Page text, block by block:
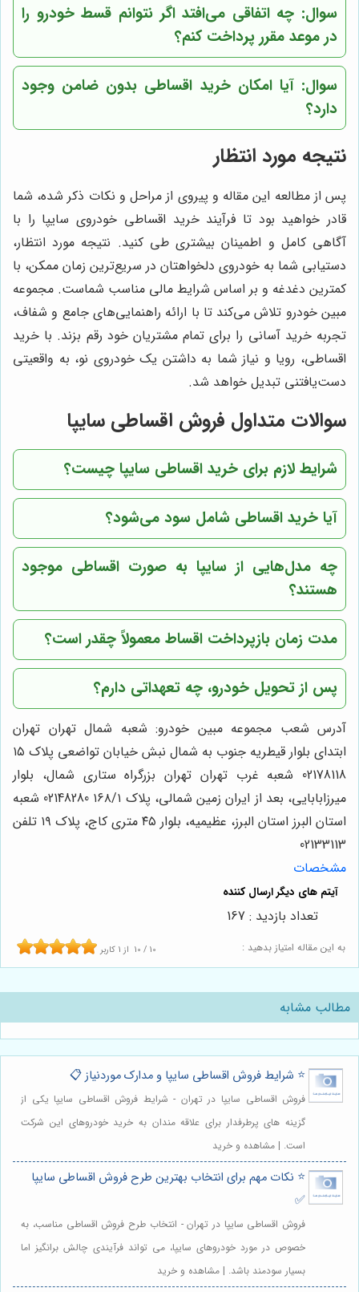
سوال: چه اتفاقی می‌افتد اگر نتوانم قسط خودرو را
در موعد مقرر پرداخت کنم؟
سوال: آیا امکان خرید اقساطی بدون ضامن وجود
دارد؟
نتیجه مورد انتظار
پس از مطالعه این مقاله و پیروی از مراحل و نکات ذکر شده، شما
قادر خواهید بود تا فرآیند خرید اقساطی خودروی سایپا را با
آگاهی کامل و اطمینان بیشتری طی کنید. نتیجه مورد انتظار،
دستیابی شما به خودروی دلخواهتان در سریع‌ترین زمان ممکن، با
کمترین دغدغه و بر اساس شرایط مالی مناسب شماست. مجموعه
مبین خودرو تلاش می‌کند تا با ارائه راهنمایی‌های جامع و شفاف،
تجربه خرید آسانی را برای تمام مشتریان خود رقم بزند. با خرید
اقساطی، رویا و نیاز شما به داشتن یک خودروی نو، به واقعیتی
دست‌یافتنی تبدیل خواهد شد.
سوالات متداول فروش اقساطی سایپا
شرایط لازم برای خرید اقساطی سایپا چیست؟
آیا خرید اقساطی شامل سود می‌شود؟
چه مدل‌هایی از سایپا به صورت اقساطی موجود
هستند؟
مدت زمان بازپرداخت اقساط معمولاً چقدر است؟
پس از تحویل خودرو، چه تعهداتی دارم؟
آدرس شعب مجموعه مبین خودرو: شعبه شمال تهران تهران
ابتدای بلوار قیطریه جنوب به شمال نبش خیابان تواضعی پلاک ۱۵
02178118 شعبه غرب تهران تهران بزرگراه ستاری شمال، بلوار
میرزابابایی، بعد از ایران زمین شمالی، پلاک ۱۶۸/۱ 02148280 شعبه
استان البرز استان البرز، عظیمیه، بلوار ۴۵ متری کاج، پلاک ۱۹ تلفن
02133113
مشخصات
به این مقاله امتیاز بدهید : 10 / 10 از 1 کاربر
تعداد بازدید : 167
مطالب مشابه
⭐️ شرایط فروش اقساطی سایپا و مدارک موردنیاز 📋
فروش اقساطی سایپا در تهران - شرایط فروش اقساطی سایپا یکی از
گزینه های پرطرفدار برای علاقه مندان به خرید خودروهای این شرکت
است. | مشاهده و خرید
⭐️ نکات مهم برای انتخاب بهترین طرح فروش اقساطی سایپا
✅
فروش اقساطی سایپا در تهران - انتخاب طرح فروش اقساطی مناسب، به
خصوص در مورد خودروهای سایپا، می تواند فرآیندی چالش برانگیز اما
بسیار سودمند باشد. | مشاهده و خرید